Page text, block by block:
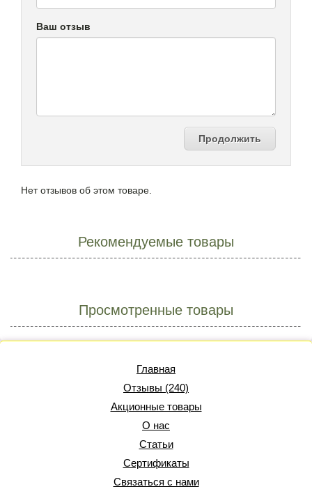
Ваш отзыв
Продолжить
Нет отзывов об этом товаре.
Рекомендуемые товары
Просмотренные товары
Главная
Отзывы (240)
Акционные товары
О нас
Статьи
Сертификаты
Связаться с нами